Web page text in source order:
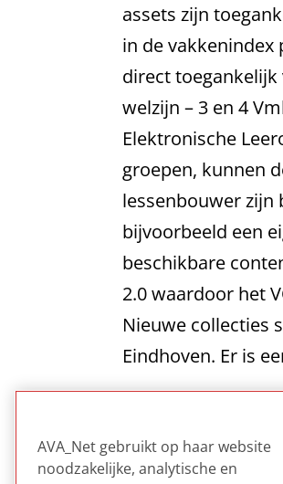
assets zijn
in de vakkenindex
direct toegankelijk
welzijn – 3 en 4
Elektronische
groepen, kunnen
lessenbouwer zijn
bijvoorbeeld een
beschikbare
2.0 waardoor het
Nieuwe collecties
Eindhoven. Er is
Voorbeeld van
Het av-materiaal
leerdoelen of
AVA_Net gebruikt op haar website
noodzakelijke, analytische en